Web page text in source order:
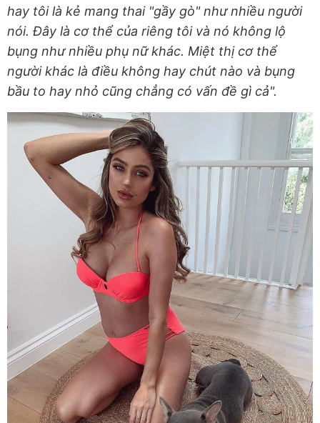
hay tôi là kẻ mang thai "gầy gò" như nhiều người
nói. Đây là cơ thể của riêng tôi và nó không lộ
bụng như nhiều phụ nữ khác. Miệt thị cơ thể
người khác là điều không hay chút nào và bụng
bầu to hay nhỏ cũng chẳng có vấn đề gì cả".